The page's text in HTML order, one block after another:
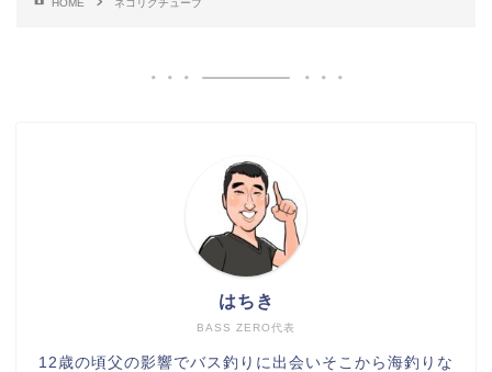
HOME ネコリグチューブ
BASS ZERO代表
はちき
12歳の頃父の影響でバス釣りに出会いそこから海釣りな